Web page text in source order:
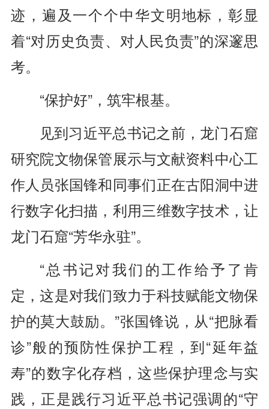
迹，遍及一个个中华文明地标，彰显
着“对历史负责、对人民负责”的深邃思
考。
“保护好”，筑牢根基。
见到习近平总书记之前，龙门石窟
研究院文物保管展示与文献资料中心工
作人员张国锋和同事们正在古阳洞中进
行数字化扫描，利用三维数字技术，让
龙门石窟“芳华永驻”。
“总书记对我们的工作给予了肯
定，这是对我们致力于科技赋能文物保
护的莫大鼓励。”张国锋说，从“把脉看
诊”般的预防性保护工程，到“延年益
寿”的数字化存档，这些保护理念与实
践，正是践行习近平总书记强调的“守